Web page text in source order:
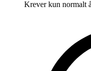
Krever kun normalt